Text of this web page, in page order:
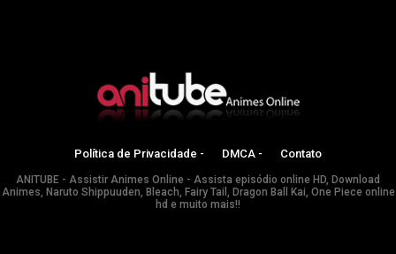
Política de Privacidade - DMCA - Contato
ANITUBE - Assistir Animes Online - Assista episódio online HD, Download
Animes, Naruto Shippuuden, Bleach, Fairy Tail, Dragon Ball Kai, One Piece online
hd e muito mais!!